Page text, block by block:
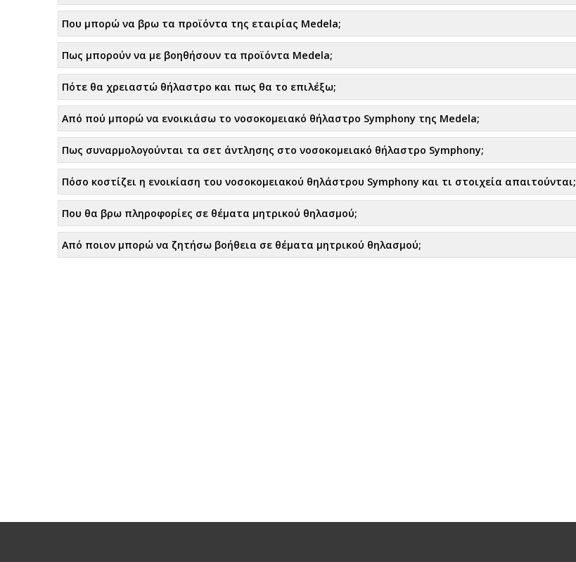
Που μπορώ να βρω τα προϊόντα της εταιρίας Medela;
Πως μπορούν να με βοηθήσουν τα προϊόντα Medela;
Πότε θα χρειαστώ θήλαστρο και πως θα το επιλέξω;
Από πού μπορώ να ενοικιάσω το νοσοκομειακό θήλαστρο Symphony της Medela;
Πως συναρμολογούνται τα σετ άντλησης στο νοσοκομειακό θήλαστρο Symphony;
Πόσο κοστίζει η ενοικίαση του νοσοκομειακού θηλάστρου Symphony και τι στοιχεία απαιτούνται;
Που θα βρω πληροφορίες σε θέματα μητρικού θηλασμού;
Από ποιον μπορώ να ζητήσω βοήθεια σε θέματα μητρικού θηλασμού;